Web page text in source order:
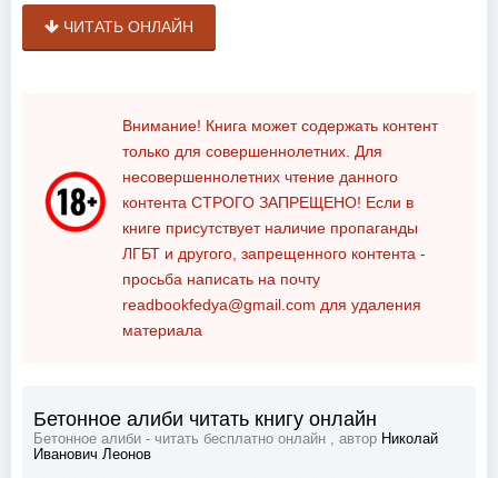
ЧИТАТЬ ОНЛАЙН
Внимание! Книга может содержать контент
только для совершеннолетних. Для
несовершеннолетних чтение данного
контента СТРОГО ЗАПРЕЩЕНО! Если в
книге присутствует наличие пропаганды
ЛГБТ и другого, запрещенного контента -
просьба написать на почту
readbookfedya@gmail.com для удаления
материала
Бетонное алиби читать книгу онлайн
Бетонное алиби - читать бесплатно онлайн , автор Николай
Иванович Леонов